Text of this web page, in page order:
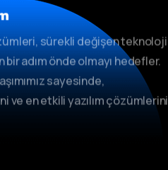
sürekli değişen teknoloji
bir adım önde olmayı hedefler.
sayesinde,
ve en etkili yazılım çözümlerini